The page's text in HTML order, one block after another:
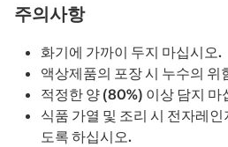
주의사항
화기에 가까이 두지 마십시오.
액상제품의 포장 시 누수의 위
적정한 양 (80%) 이상 담지 마
식품 가열 및 조리 시 전자레
도록 하십시오.